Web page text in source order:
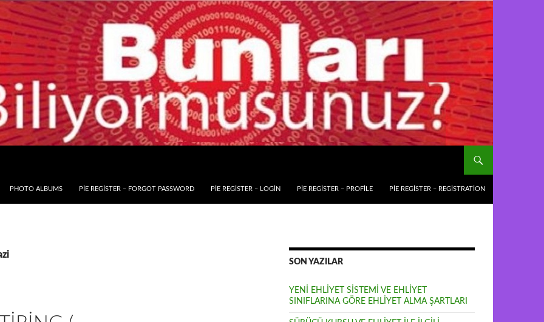
PHOTO ALBUMS PIE REGISTER – FORGOT PASSWORD PIE REGISTER – LOGIN PIE REGISTER – PROFILE PIE REGISTER – REGISTRATION
SON YAZILAR
YENİ EHLİYET SİSTEMİ VE EHLİYET
SINIFLARINA GÖRE EHLİYET ALMA ŞARTLARI